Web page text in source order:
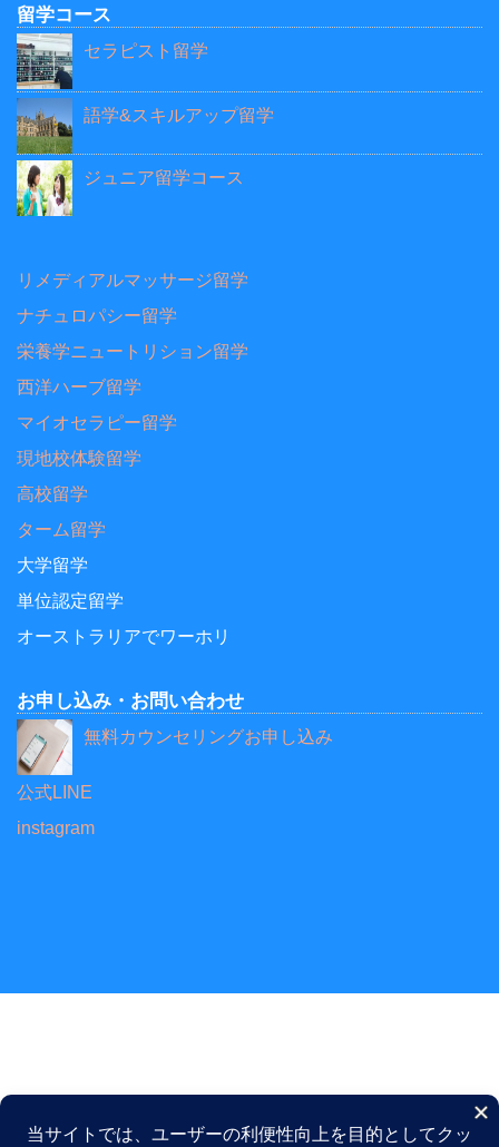
留学コース
セラピスト留学
語学&スキルアップ留学
ジュニア留学コース
リメディアルマッサージ留学
ナチュロパシー留学
栄養学ニュートリション留学
西洋ハーブ留学
マイオセラピー留学
現地校体験留学
高校留学
ターム留学
大学留学
単位認定留学
オーストラリアでワーホリ
お申し込み・お問い合わせ
無料カウンセリングお申し込み
公式LINE
instagram